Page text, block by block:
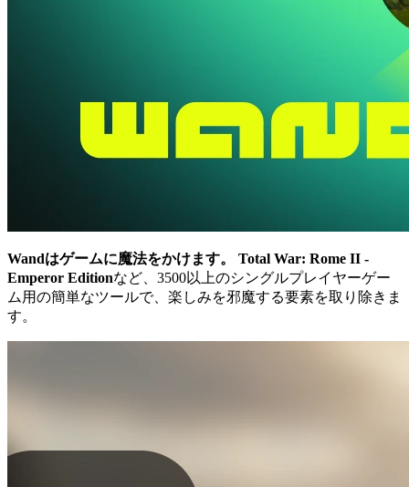
Wandはゲームに魔法をかけます。
Total War: Rome II -
Emperor Editionなど、3500以上のシングルプレイヤーゲー
ム用の簡単なツールで、楽しみを邪魔する要素を取り除きま
す。